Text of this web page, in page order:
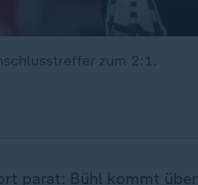
zum 2:1.
parat: Bühl kommt